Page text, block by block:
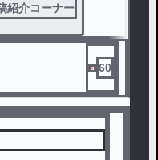
紹介コーナー
60